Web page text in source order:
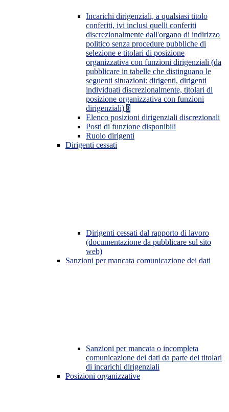
Incarichi dirigenziali, a qualsiasi titolo
conferiti, ivi inclusi quelli conferiti
discrezionalmente dall'organo di indirizzo
politico senza procedure pubbliche di
selezione e titolari di posizione
organizzativa con funzioni dirigenziali (da
pubblicare in tabelle che distinguano le
seguenti situazioni: dirigenti, dirigenti
individuati discrezionalmente, titolari di
posizione organizzativa con funzioni
dirigenziali) 8
Elenco posizioni dirigenziali discrezionali
Posti di funzione disponibili
Ruolo dirigenti
Dirigenti cessati
Dirigenti cessati dal rapporto di lavoro
(documentazione da pubblicare sul sito
web)
Sanzioni per mancata comunicazione dei dati
Sanzioni per mancata o incompleta
comunicazione dei dati da parte dei titolari
di incarichi dirigenziali
Posizioni organizzative